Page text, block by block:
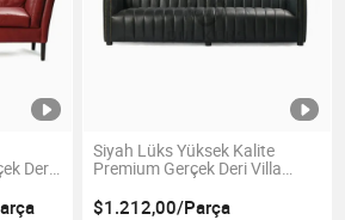
Deri
Siyah Lüks Yüksek Kalite
Premium Gerçek Deri Villa
Mobilyası
$1.212,00/Parça